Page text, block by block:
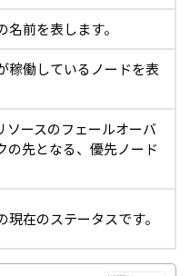
名前を表します。
稼働しているノードを表
ソースのフェールオーバ
の先となる、優先ノード
現在のステータスです。